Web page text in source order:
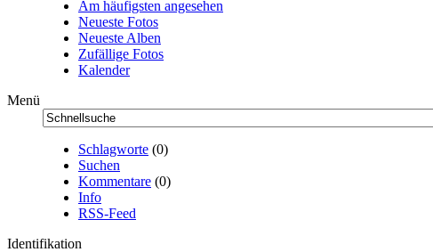
Am häufigsten angesehen
Neueste Fotos
Neueste Alben
Zufällige Fotos
Kalender
Menü
Schlagworte (0)
Suchen
Kommentare (0)
Info
RSS-Feed
Identifikation